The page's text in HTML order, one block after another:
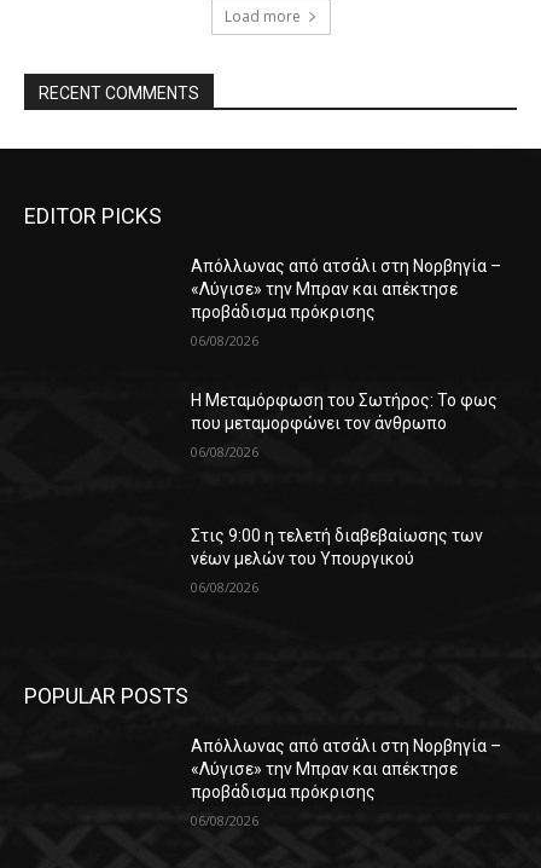
Load more
RECENT COMMENTS
EDITOR PICKS
Απόλλωνας από ατσάλι στη Νορβηγία –
«Λύγισε» την Μπραν και απέκτησε
προβάδισμα πρόκρισης
06/08/2026
Η Μεταμόρφωση του Σωτήρος: Το φως
που μεταμορφώνει τον άνθρωπο
06/08/2026
Στις 9:00 η τελετή διαβεβαίωσης των
νέων μελών του Υπουργικού
06/08/2026
POPULAR POSTS
Απόλλωνας από ατσάλι στη Νορβηγία –
«Λύγισε» την Μπραν και απέκτησε
προβάδισμα πρόκρισης
06/08/2026